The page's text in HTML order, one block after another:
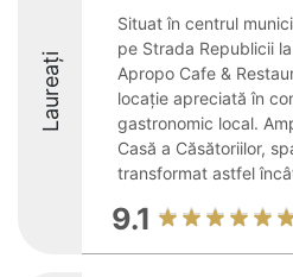
Laureați
Situat în centrul
pe Strada Republicii
Apropo Cafe &
locație apreciată în
gastronomic local.
Casă a Căsătoriilor,
transformat astfel
9.1